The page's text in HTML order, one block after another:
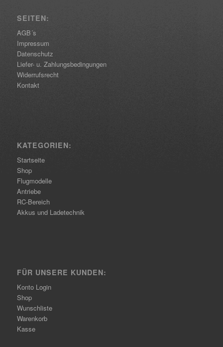
SEITEN:
AGB´s
Impressum
Datenschutz
Liefer- u. Zahlungsbedingungen
Widerrufsrecht
Kontakt
KATEGORIEN:
Startseite
Shop
Flugmodelle
Antriebe
RC-Bereich
Akkus und Ladetechnik
FÜR UNSERE KUNDEN:
Konto Login
Shop
Wunschliste
Warenkorb
Kasse